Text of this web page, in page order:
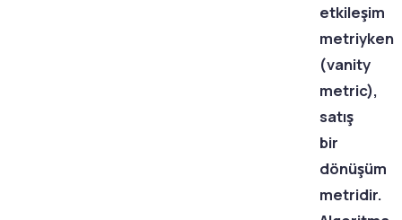
etkileşim
metriyken
(vanity
metric),
satış
bir
dönüşüm
metridir.